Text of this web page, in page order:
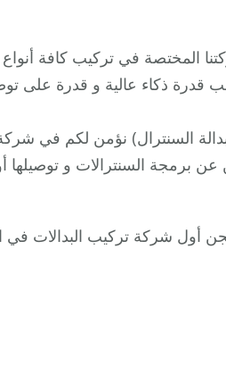
المختصة في تركيب كافة أنواع
قدرة ذكاء عالية و قدرة على
السنترال) نؤمن لكم في
برمجة السنترالات و توصيلها
أول شركة تركيب البدالات في